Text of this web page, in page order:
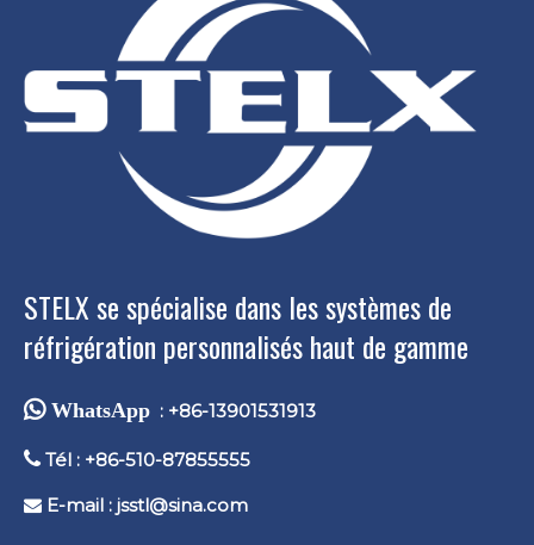
STELX se spécialise dans les systèmes de
réfrigération personnalisés haut de gamme
 WhatsApp : +86-13901531913
 Tél : +86-510-87855555
 E-mail : jsstl@sina.com